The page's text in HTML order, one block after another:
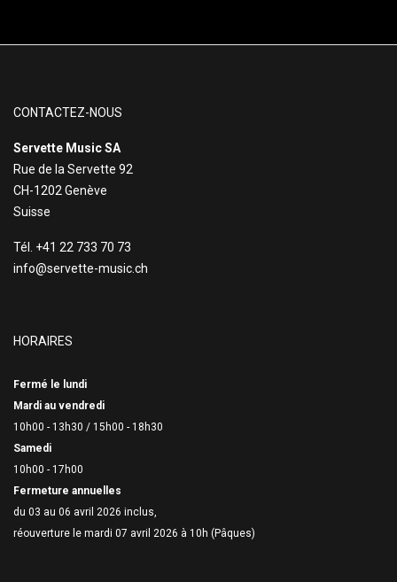
CONTACTEZ-NOUS
Servette Music SA
Rue de la Servette 92
CH-1202 Genève
Suisse
Tél. +41 22 733 70 73
info@servette-music.ch
HORAIRES
Fermé le lundi
Mardi au vendredi
10h00 - 13h30 / 15h00 - 18h30
Samedi
10h00 - 17h00
Fermeture annuelles
du 03 au 06 avril 2026 inclus,
réouverture le mardi 07 avril 2026 à 10h (Pâques)